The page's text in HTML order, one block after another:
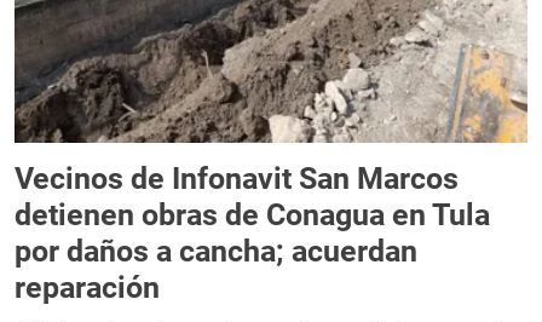
Vecinos de Infonavit San Marcos
detienen obras de Conagua en Tula
por daños a cancha; acuerdan
reparación